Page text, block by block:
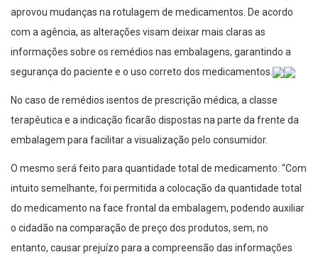
aprovou mudanças na rotulagem de medicamentos. De acordo
com a agência, as alterações visam deixar mais claras as
informações sobre os remédios nas embalagens, garantindo a
segurança do paciente e o uso correto dos medicamentos.
No caso de remédios isentos de prescrição médica, a classe
terapêutica e a indicação ficarão dispostas na parte da frente da
embalagem para facilitar a visualização pelo consumidor.
O mesmo será feito para quantidade total de medicamento. “Com
intuito semelhante, foi permitida a colocação da quantidade total
do medicamento na face frontal da embalagem, podendo auxiliar
o cidadão na comparação de preço dos produtos, sem, no
entanto, causar prejuízo para a compreensão das informações